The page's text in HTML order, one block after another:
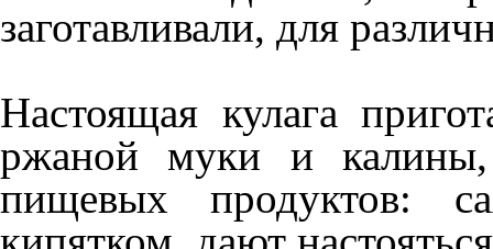
заготавливали, для
Настоящая кулага
ржаной муки и калины,
пищевых продуктов: